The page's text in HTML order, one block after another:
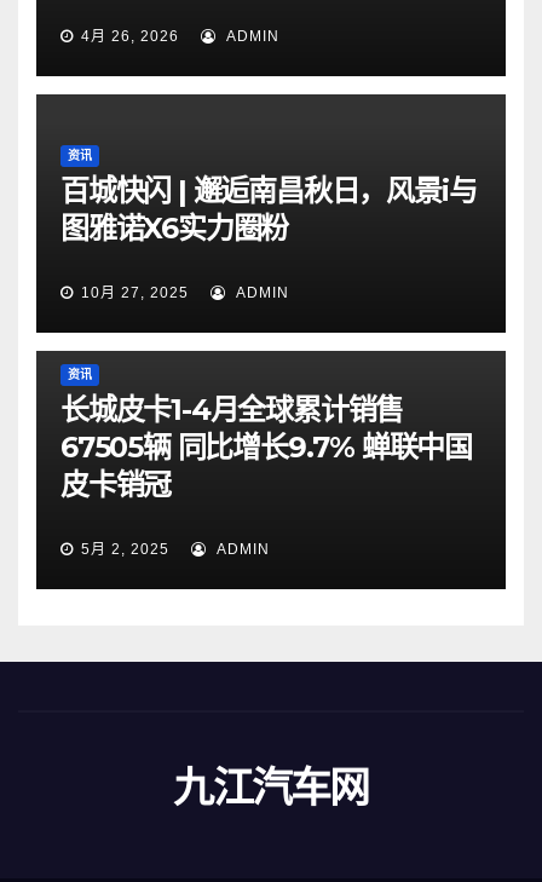
4月 26, 2026 ADMIN
资讯
百城快闪 | 邂逅南昌秋日，风景i与
图雅诺X6实力圈粉
10月 27, 2025 ADMIN
资讯
长城皮卡1-4月全球累计销售
67505辆 同比增长9.7% 蝉联中国
皮卡销冠
5月 2, 2025 ADMIN
九江汽车网